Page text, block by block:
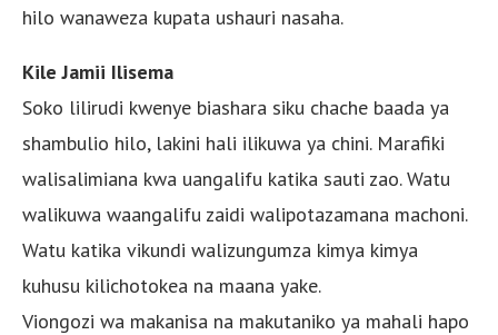
hilo wanaweza kupata ushauri nasaha.
Kile Jamii Ilisema
Soko lilirudi kwenye biashara siku chache baada ya
shambulio hilo, lakini hali ilikuwa ya chini. Marafiki
walisalimiana kwa uangalifu katika sauti zao. Watu
walikuwa waangalifu zaidi walipotazamana machoni.
Watu katika vikundi walizungumza kimya kimya
kuhusu kilichotokea na maana yake.
Viongozi wa makanisa na makutaniko ya mahali hapo